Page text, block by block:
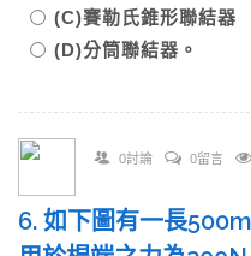
(C)賽勒氏錐形聯結器
(D)分筒聯結器。
0討論 0留言
6. 如下圖有一長